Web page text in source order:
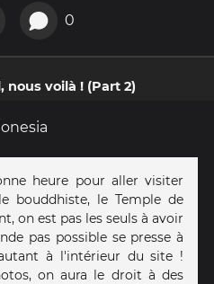
0
nous voilà ! (Part 2)
heure pour aller visiter
bouddhiste, le Temple de
on est pas les seuls à avoir
pas possible se presse à
à l'intérieur du site !
on aura le droit à des